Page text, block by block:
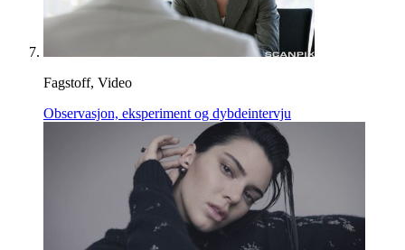
Fagstoff, Video
Observasjon, eksperiment og dybdeintervju